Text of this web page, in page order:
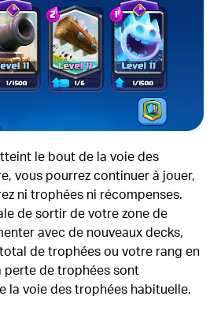
le bout de la voie des
vous pourrez continuer à jouer,
ni trophées ni récompenses.
de sortir de votre zone de
avec de nouveaux decks,
de trophées ou votre rang en
perte de trophées sont
la voie des trophées habituelle.